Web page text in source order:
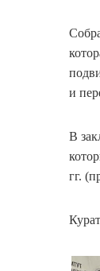
и
В
гг.